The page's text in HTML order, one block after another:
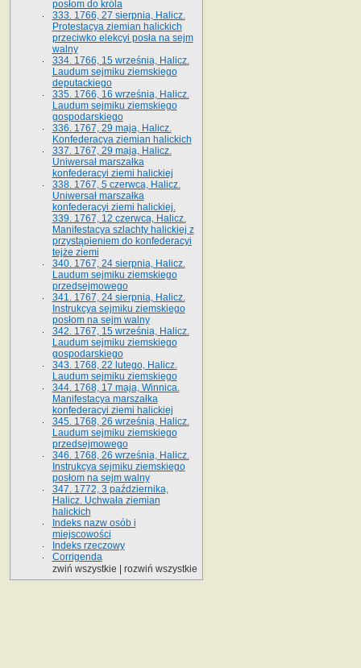
posłom do króla
333. 1766, 27 sierpnia, Halicz.
Protestacya ziemian halickich
przeciwko elekcyi posła na sejm
walny
334. 1766, 15 września, Halicz.
Laudum sejmiku ziemskiego
deputackiego
335. 1766, 16 września, Halicz.
Laudum sejmiku ziemskiego
gospodarskiego
336. 1767, 29 maja, Halicz.
Konfederacya ziemian halickich
337. 1767, 29 maja, Halicz.
Uniwersał marszałka
konfederacyi ziemi halickiej
338. 1767, 5 czerwca, Halicz.
Uniwersał marszałka
konfederacyi ziemi halickiej.
339. 1767, 12 czerwca, Halicz.
Manifestacya szlachty halickiej z
przystąpieniem do konfederacyi
tejże ziemi
340. 1767, 24 sierpnia, Halicz.
Laudum sejmiku ziemskiego
przedsejmowego
341. 1767, 24 sierpnia, Halicz.
Instrukcya sejmiku ziemskiego
posłom na sejm walny
342. 1767, 15 września, Halicz.
Laudum sejmiku ziemskiego
gospodarskiego
343. 1768, 22 lutego, Halicz.
Laudum sejmiku ziemskiego
344. 1768, 17 maja, Winnica.
Manifestacya marszałka
konfederacyi ziemi halickiej
345. 1768, 26 września, Halicz.
Laudum sejmiku ziemskiego
przedsejmowego
346. 1768, 26 września, Halicz.
Instrukcya sejmiku ziemskiego
posłom na sejm walny
347. 1772, 3 października,
Halicz. Uchwała ziemian
halickich
Indeks nazw osób i
miejscowości
Indeks rzeczowy
Corrigenda
zwiń wszystkie
rozwiń wszystkie